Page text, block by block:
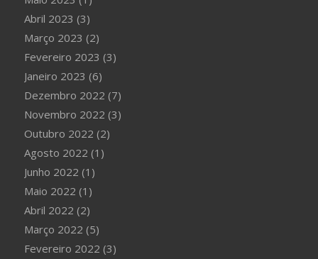
Abril 2023 (3)
Março 2023 (2)
Fevereiro 2023 (3)
Janeiro 2023 (6)
Dezembro 2022 (7)
Novembro 2022 (3)
Outubro 2022 (2)
Agosto 2022 (1)
Junho 2022 (1)
Maio 2022 (1)
Abril 2022 (2)
Março 2022 (5)
Fevereiro 2022 (3)